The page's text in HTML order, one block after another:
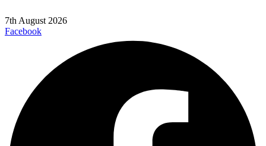
7th August 2026
Facebook